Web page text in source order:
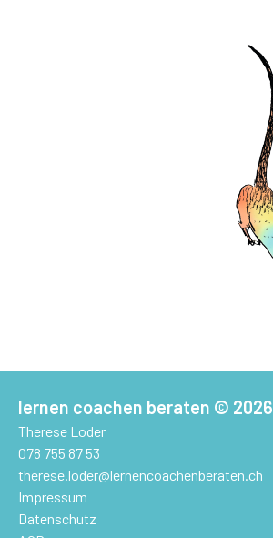
lernen coachen beraten © 2026
Therese Loder
078 755 87 53
therese.loder@lernencoachenberaten.ch
Impressum
Datenschutz